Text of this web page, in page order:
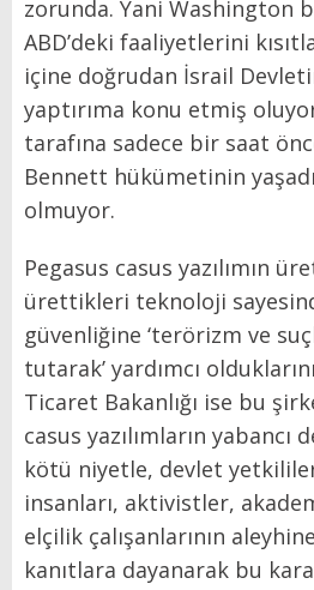
zorunda. Yani Washington
ABD’deki faaliyetlerini
içine doğrudan İsrail
yaptırıma konu etmiş
tarafına sadece bir saat
Bennett hükümetinin
olmuyor.
Pegasus casus yazılımın
ürettikleri teknoloji
güvenliğine ‘terörizm ve
tutarak’ yardımcı
Ticaret Bakanlığı ise bu
casus yazılımların
kötü niyetle, devlet
insanları, aktivistler,
elçilik çalışanlarının
kanıtlara dayanarak bu